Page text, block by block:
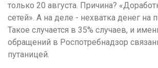
только 20 августа. Причина?
сетей». А на деле - нехватка денег на
Такое случается в 35% случаев, и
обращений в Роспотребнадзор
путаницей.